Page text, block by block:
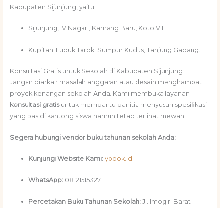
Kabupaten Sijunjung, yaitu:
Sijunjung, IV Nagari, Kamang Baru, Koto VII.
Kupitan, Lubuk Tarok, Sumpur Kudus, Tanjung Gadang.
Konsultasi Gratis untuk Sekolah di Kabupaten Sijunjung
Jangan biarkan masalah anggaran atau desain menghambat
proyek kenangan sekolah Anda. Kami membuka layanan
konsultasi gratisuntuk membantu panitia menyusun spesifikasi
yang pas di kantong siswa namun tetap terlihat mewah.
Segera hubungi vendor buku tahunan sekolah Anda:
Kunjungi Website Kami: ybook.id
WhatsApp:08121515327
Percetakan Buku Tahunan Sekolah:Jl. Imogiri Barat